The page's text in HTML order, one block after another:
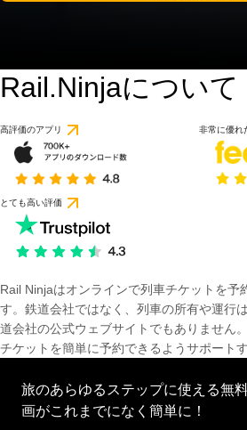
Rail.Ninjaについて
高評価のアプリ 非常に優れ
とても高い評価
Rail Ninjaはオンラインで列車チケットを予
す。鉄道会社ではなく、列車の所有や運行
道会社の公式ウェブサイトでもありません
チケットを簡単に予約できるようサポート
旅のあらゆるステップに使える無
画がこれまでになく簡単に！